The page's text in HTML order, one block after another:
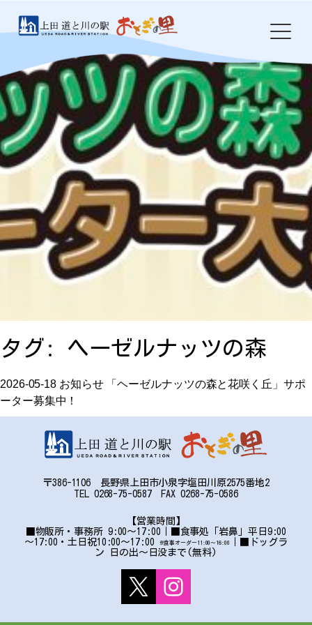
おとぎの里について
お知らせ
イベント
農産物・特産品
食事処 岩鼻
ドッグラン
〒386-1106
長野県上田市小泉字塩田川原2575番地2
TEL:0268-75-0587 FAX:0268-75-0586
タグ: ヘーゼルナッツの森
2026-05-18 お知らせ
「ヘーゼルナッツの森と花咲く丘」サポ
ーター募集中！
〒386-1106 長野県上田市小泉字塩田川原2575番地2
TEL 0268-75-0587 FAX 0268-75-0586
【営業時間】
■物販所・事務所 9:00～17:00｜■食事処「岩鼻」平日9:00
～17:00・土日祝10:00～17:00
※食事オーダー11:00〜16:00
｜■ドッグラ
ン 日の出～日没まで(無料)